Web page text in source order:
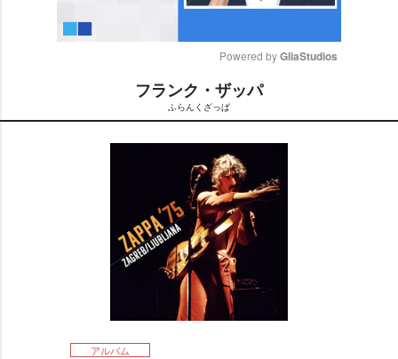
t
e
Powered by GliaStudios
フランク・ザッパ
ふらんくざっぱ
アルバム